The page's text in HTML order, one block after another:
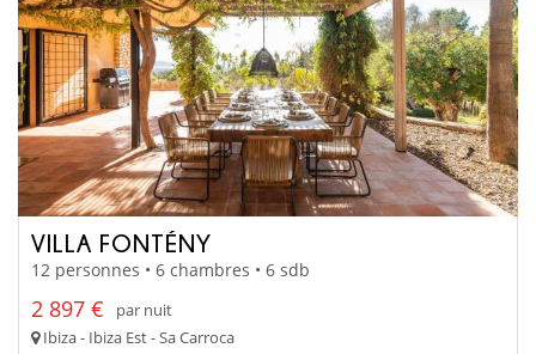
VILLA FONTÉNY
12 personnes • 6 chambres • 6 sdb
2 897 €
par nuit
Ibiza - Ibiza Est - Sa Carroca